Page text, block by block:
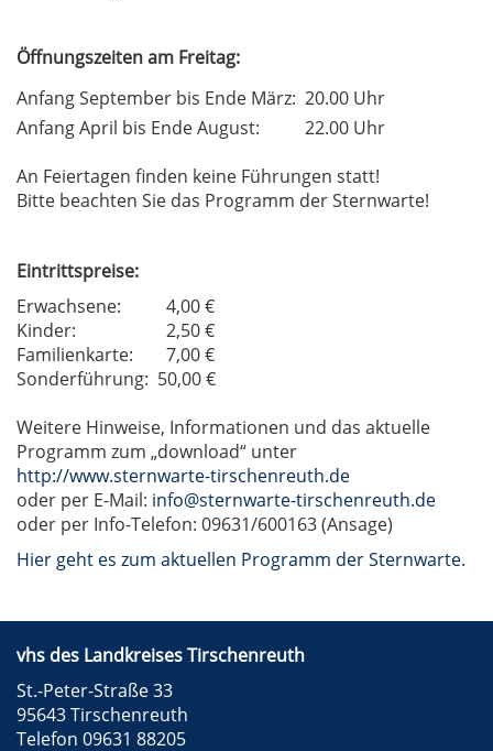
Öffnungszeiten am Freitag:
Anfang September bis Ende März: 20.00 Uhr
Anfang April bis Ende August:
22.00 Uhr
An Feiertagen finden keine Führungen statt!
Bitte beachten Sie das Programm der Sternwarte!
Eintrittspreise:
Erwachsene:
4,00 €
Kinder:
2,50 €
Familienkarte:
7,00 €
Sonderführung: 50,00 €
Weitere Hinweise, Informationen und das aktuelle
Programm zum „download“ unter
http://www.sternwarte-tirschenreuth.de
oder per E-Mail: info@sternwarte-tirschenreuth.de
oder per Info-Telefon: 09631/600163 (Ansage)
Hier geht es zum aktuellen Programm der Sternwarte.
vhs des Landkreises Tirschenreuth
St.-Peter-Straße 33
95643 Tirschenreuth
Telefon 09631 88205